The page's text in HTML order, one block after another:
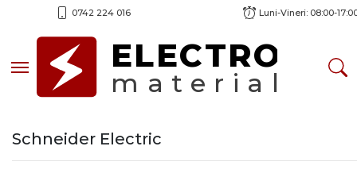
0742 224 016 Luni-Vineri: 08:00-
Toggle navigationELECTRO
material
Schneider Electric